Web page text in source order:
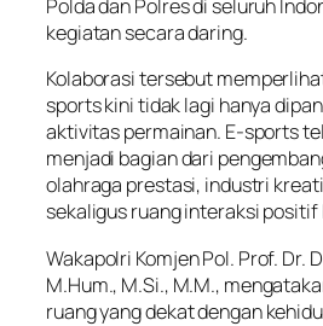
Polda dan Polres di seluruh
kegiatan secara daring.
Kolaborasi tersebut
sports kini tidak lagi hanya
aktivitas permainan. E-sports
menjadi bagian dari
olahraga prestasi, industri
sekaligus ruang interaksi positif
Wakapolri Komjen Pol. Prof. Dr.
M.Hum., M.Si., M.M.,
ruang yang dekat dengan